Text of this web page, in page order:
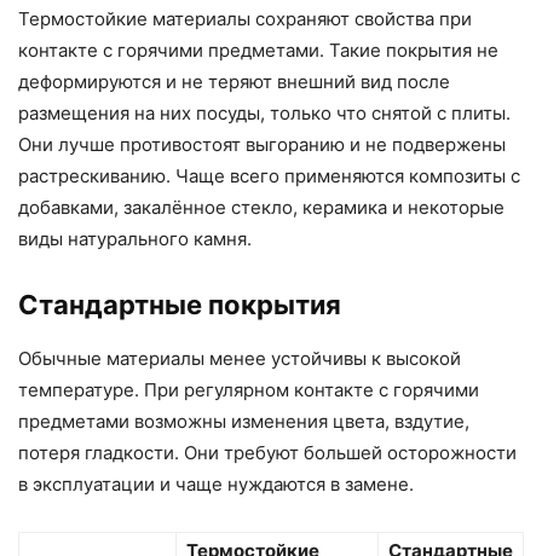
Термостойкие материалы сохраняют свойства при
контакте с горячими предметами. Такие покрытия не
деформируются и не теряют внешний вид после
размещения на них посуды, только что снятой с плиты.
Они лучше противостоят выгоранию и не подвержены
растрескиванию. Чаще всего применяются композиты с
добавками, закалённое стекло, керамика и некоторые
виды натурального камня.
Стандартные покрытия
Обычные материалы менее устойчивы к высокой
температуре. При регулярном контакте с горячими
предметами возможны изменения цвета, вздутие,
потеря гладкости. Они требуют большей осторожности
в эксплуатации и чаще нуждаются в замене.
Термостойкие Стандартные